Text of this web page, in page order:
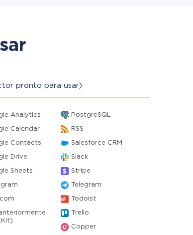
pronto para usar)
Analytics PostgreSQL
Calendar RSS
Contacts Salesforce CRM
Drive Slack
Sheets Stripe
Telegram
Todoist
Trello
Copper